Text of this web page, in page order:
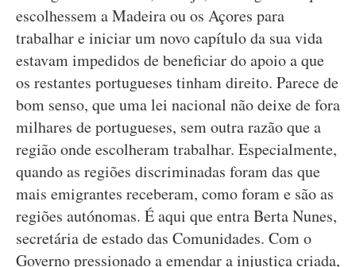
escolhessem a Madeira ou os Açores para
trabalhar e iniciar um novo capítulo da sua vida
estavam impedidos de beneficiar do apoio a que
os restantes portugueses tinham direito. Parece de
bom senso, que uma lei nacional não deixe de fora
milhares de portugueses, sem outra razão que a
região onde escolheram trabalhar. Especialmente,
quando as regiões discriminadas foram das que
mais emigrantes receberam, como foram e são as
regiões autónomas. É aqui que entra Berta Nunes,
secretária de estado das Comunidades. Com o
Governo pressionado a emendar a injustiça criada,